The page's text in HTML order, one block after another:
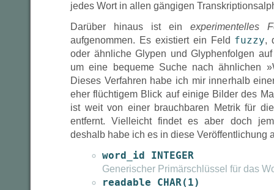
jedes Wort in allen gängigen
Darüber hinaus ist ein experimentelles
aufgenommen. Es existiert ein Feld fuzzy,
oder ähnliche Glypen und Glyphenfolgen
um eine bequeme Suche nach ähnlichen
Dieses Verfahren habe ich mir innerhalb
eher flüchtigem Blick auf einige Bilder des
ist weit von einer brauchbaren Metrik für
entfernt. Vielleicht findet es aber doch
deshalb habe ich es in diese Veröffentlichung
word_id INTEGER
Generischer Primärschlüssel für das
readable CHAR(1)